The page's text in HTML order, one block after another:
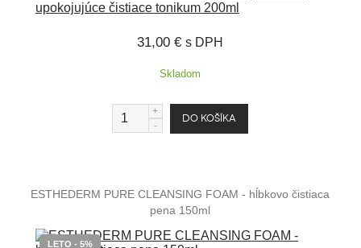
31,00 € s DPH
Skladom
ESTHEDERM PURE CLEANSING FOAM - hĺbkovo čistiaca
pena 150ml
LETO - 5%